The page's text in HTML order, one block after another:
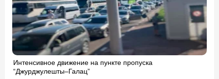
Интенсивное движение на пункте пропуска
“Джурджулешты–Галац”